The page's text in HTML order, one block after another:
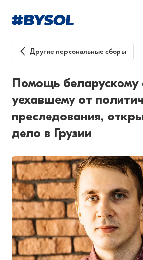
Другие персональные сборы
Помощь беларускому
уехавшему от
преследования,
дело в Грузии